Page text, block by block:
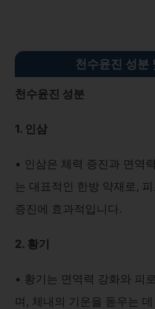
천수윤진 성분
천수윤진 성분
1. 인삼
• 인삼은 체력 증진과 면역
는 대표적인 한방 약재로,
증진에 효과적입니다.
2. 황기
• 황기는 면역력 강화와 피
며, 체내의 기운을 돋우는